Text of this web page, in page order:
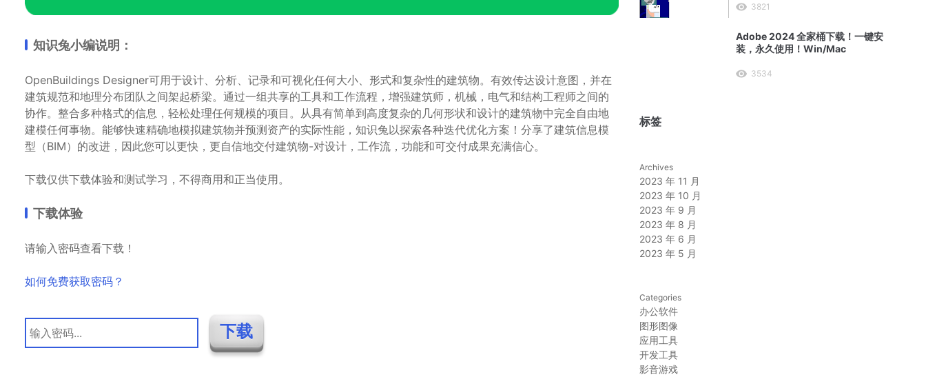
知识兔小编说明：
OpenBuildings Designer可用于设计、分析、记录和可视化任何大小、形式和复杂性的建筑物。有效传达设计意图，并在
建筑规范和地理分布团队之间架起桥梁。通过一组共享的工具和工作流程，增强建筑师，机械，电气和结构工程师之间的
协作。整合多种格式的信息，轻松处理任何规模的项目。从具有简单到高度复杂的几何形状和设计的建筑物中完全自由地
建模任何事物。能够快速精确地模拟建筑物并预测资产的实际性能，知识兔以探索各种迭代优化方案！分享了建筑信息模
型（BIM）的改进，因此您可以更快，更自信地交付建筑物-对设计，工作流，功能和可交付成果充满信心。
下载仅供下载体验和测试学习，不得商用和正当使用。
下载体验
请输入密码查看下载！
如何免费获取密码？
3821
Adobe 2024 全家桶下载！一键安
装，永久使用！Win/Mac
3534
标签
Archives
2023 年 11 月
2023 年 10 月
2023 年 9 月
2023 年 8 月
2023 年 6 月
2023 年 5 月
Categories
办公软件
图形图像
应用工具
开发工具
影音游戏